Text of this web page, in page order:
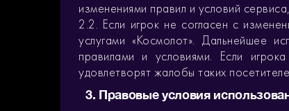
изменениями правил и условий
2.2. Если игрок не согласен с
услугами «Космолот». Дальнейшее
правилами и условиями. Если
удовлетворят жалобы таких
3. Правовые условия